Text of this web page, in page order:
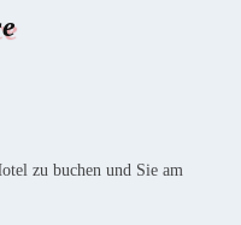
zu buchen und Sie am